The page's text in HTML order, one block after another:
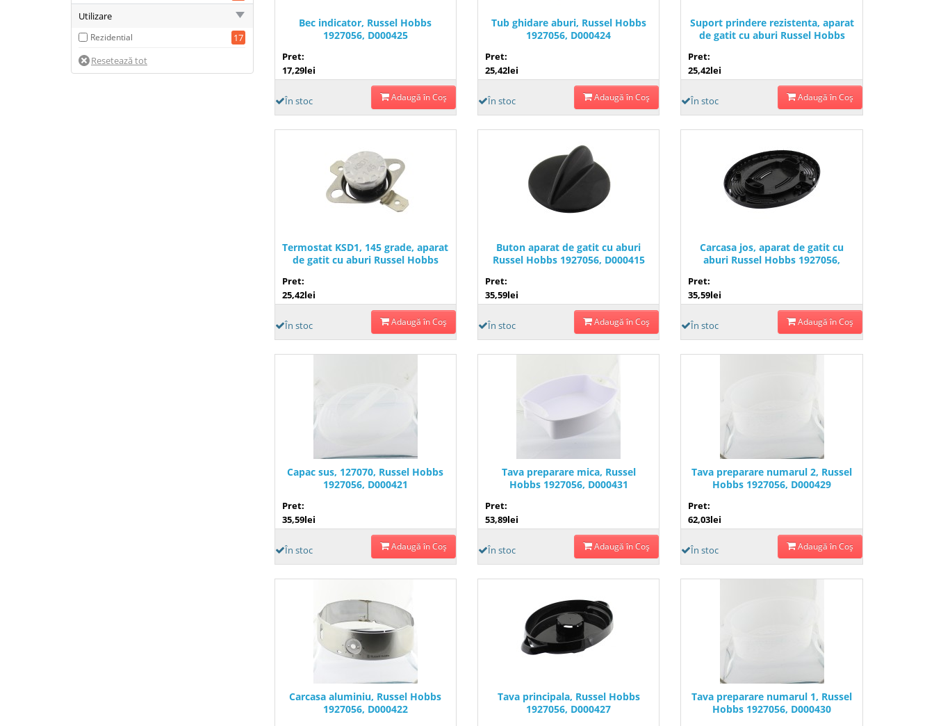
Utilizare
Rezidential 17
Bec indicator, Russel Hobbs
1927056, D000425
Pret:
17,29lei
În stoc Adaugă în Coş
Tub ghidare aburi, Russel Hobbs
1927056, D000424
Pret:
25,42lei
În stoc Adaugă în Coş
Suport prindere rezistenta, aparat
de gatit cu aburi Russel Hobbs
Pret:
25,42lei
În stoc Adaugă în Coş
Termostat KSD1, 145 grade, aparat
de gatit cu aburi Russel Hobbs
Pret:
25,42lei
În stoc Adaugă în Coş
Buton aparat de gatit cu aburi
Russel Hobbs 1927056, D000415
Pret:
35,59lei
În stoc Adaugă în Coş
Carcasa jos, aparat de gatit cu
aburi Russel Hobbs 1927056,
Pret:
35,59lei
În stoc Adaugă în Coş
Capac sus, 127070, Russel Hobbs
1927056, D000421
Pret:
35,59lei
În stoc Adaugă în Coş
Tava preparare mica, Russel
Hobbs 1927056, D000431
Pret:
53,89lei
În stoc Adaugă în Coş
Tava preparare numarul 2, Russel
Hobbs 1927056, D000429
Pret:
62,03lei
În stoc Adaugă în Coş
Carcasa aluminiu, Russel Hobbs
1927056, D000422
Tava principala, Russel Hobbs
1927056, D000427
Tava preparare numarul 1, Russel
Hobbs 1927056, D000430